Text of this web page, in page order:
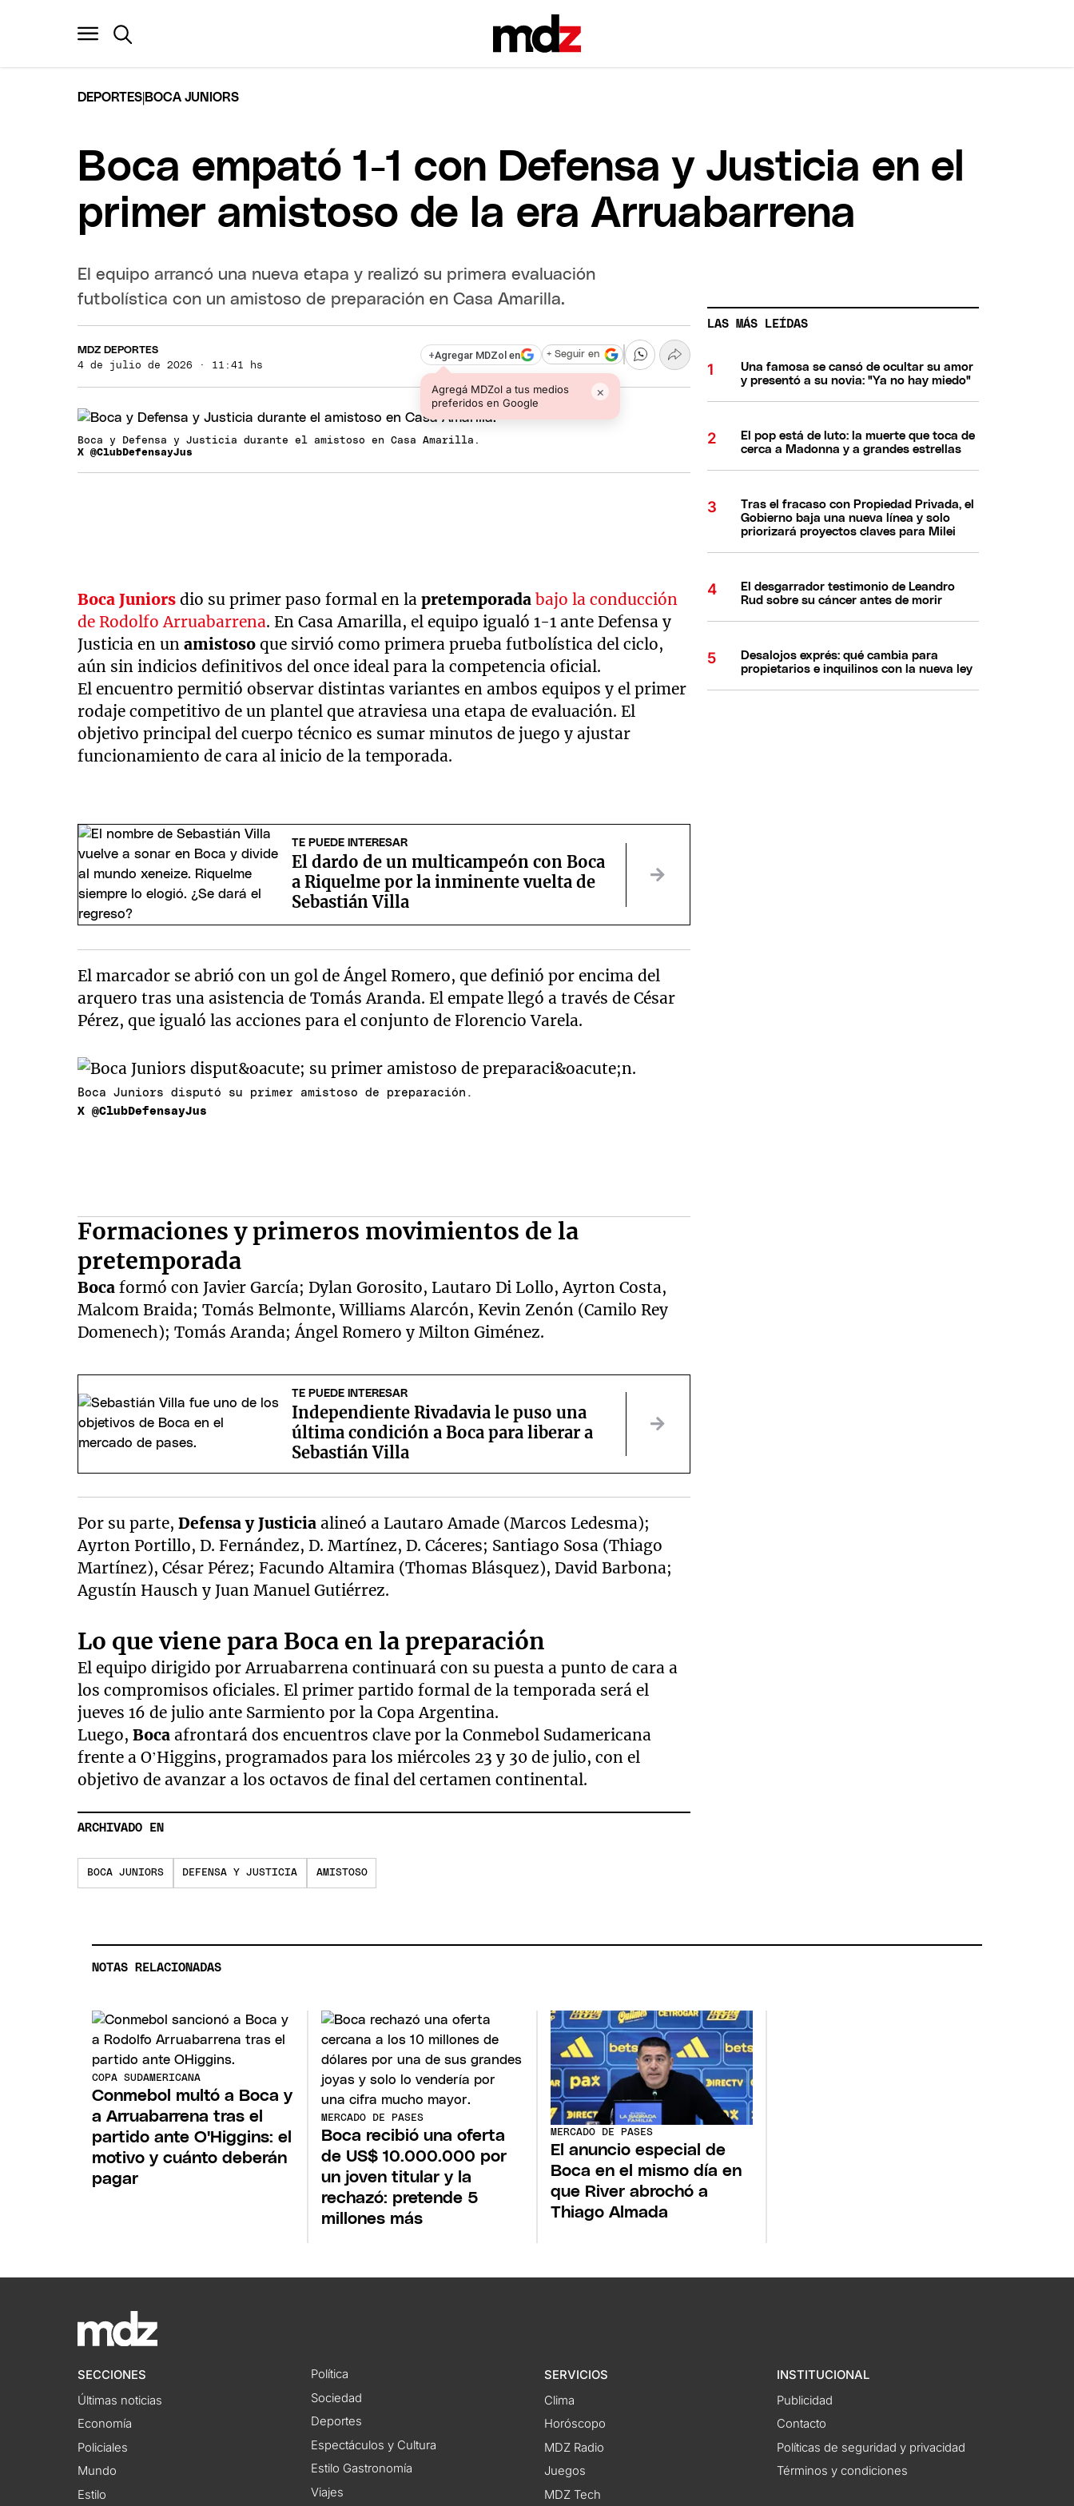
DEPORTES BOCA JUNIORS
Boca empató 1-1 con Defensa y Justicia en el
primer amistoso de la era Arruabarrena
El equipo arrancó una nueva etapa y realizó su primera evaluación
futbolística con un amistoso de preparación en Casa Amarilla.
MDZ DEPORTES
4 de julio de 2026 · 11:41 hs
+Agregar MDZol en
Agregá MDZol a tus medios
preferidos en Google
×
+ Seguir en
Boca y Defensa y Justicia durante el amistoso en Casa Amarilla.
X @ClubDefensayJus
Boca Juniors dio su primer paso formal en lapretemporadabajo la conducción
de Rodolfo Arruabarrena. En Casa Amarilla, el equipo igualó 1-1 ante Defensa y
Justicia en unamistosoque sirvió como primera prueba futbolística del ciclo,
aún sin indicios definitivos del once ideal para la competencia oficial.
El encuentro permitió observar distintas variantes en ambos equipos y el primer
rodaje competitivo de un plantel que atraviesa una etapa de evaluación. El
objetivo principal del cuerpo técnico es sumar minutos de juego y ajustar
funcionamiento de cara al inicio de la temporada.
TE PUEDE INTERESAR
El dardo de un multicampeón con Boca
a Riquelme por la inminente vuelta de
Sebastián Villa
El marcador se abrió con un gol de Ángel Romero, que definió por encima del
arquero tras una asistencia de Tomás Aranda. El empate llegó a través de César
Pérez, que igualó las acciones para el conjunto de Florencio Varela.
Boca Juniors disputó su primer amistoso de preparación.
X @ClubDefensayJus
Formaciones y primeros movimientos de la
pretemporada
Bocaformó con Javier García; Dylan Gorosito, Lautaro Di Lollo, Ayrton Costa,
Malcom Braida; Tomás Belmonte, Williams Alarcón, Kevin Zenón (Camilo Rey
Domenech); Tomás Aranda; Ángel Romero y Milton Giménez.
TE PUEDE INTERESAR
Independiente Rivadavia le puso una
última condición a Boca para liberar a
Sebastián Villa
Por su parte,Defensa y Justicia alineó a Lautaro Amade (Marcos Ledesma);
Ayrton Portillo, D. Fernández, D. Martínez, D. Cáceres; Santiago Sosa (Thiago
Martínez), César Pérez; Facundo Altamira (Thomas Blásquez), David Barbona;
Agustín Hausch y Juan Manuel Gutiérrez.
Lo que viene para Boca en la preparación
El equipo dirigido por Arruabarrena continuará con su puesta a punto de cara a
los compromisos oficiales. El primer partido formal de la temporada será el
jueves 16 de julio ante Sarmiento por la Copa Argentina.
Luego,Bocaafrontará dos encuentros clave por la Conmebol Sudamericana
frente a O’Higgins, programados para los miércoles 23 y 30 de julio, con el
objetivo de avanzar a los octavos de final del certamen continental.
ARCHIVADO EN
BOCA JUNIORS DEFENSA Y JUSTICIA AMISTOSO
LAS MÁS LEÍDAS
Una famosa se cansó de ocultar su amor
y presentó a su novia: "Ya no hay miedo"
El pop está de luto: la muerte que toca de
cerca a Madonna y a grandes estrellas
Tras el fracaso con Propiedad Privada, el
Gobierno baja una nueva línea y solo
priorizará proyectos claves para Milei
El desgarrador testimonio de Leandro
Rud sobre su cáncer antes de morir
Desalojos exprés: qué cambia para
propietarios e inquilinos con la nueva ley
NOTAS RELACIONADAS
COPA SUDAMERICANA
Conmebol multó a Boca y
a Arruabarrena tras el
partido ante O'Higgins: el
motivo y cuánto deberán
pagar
MERCADO DE PASES
Boca recibió una oferta
de US$ 10.000.000 por
un joven titular y la
rechazó: pretende 5
millones más
MERCADO DE PASES
El anuncio especial de
Boca en el mismo día en
que River abrochó a
Thiago Almada
SECCIONES
Últimas noticias
Economía
Policiales
Mundo
Estilo
Política
Sociedad
Deportes
Espectáculos y Cultura
Estilo Gastronomía
Viajes
SERVICIOS
Clima
Horóscopo
MDZ Radio
Juegos
MDZ Tech
INSTITUCIONAL
Publicidad
Contacto
Políticas de seguridad y privacidad
Términos y condiciones